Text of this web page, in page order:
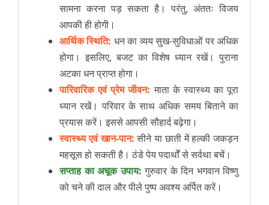
सामना करना पड़ सकता है। परंतु, अंततः विजय
आपकी ही होगी।
आर्थिक स्थिति: धन का व्यय सुख-सुविधाओं पर अधिक
होगा। इसलिए, बजट का विशेष ध्यान रखें। पुराना
अटका धन प्राप्त होगा।
पारिवारिक एवं प्रेम जीवन: माता के स्वास्थ्य का पूरा
ध्यान रखें। परिवार के साथ अधिक समय बिताने का
प्रयास करें। इससे आपसी सौहार्द बढ़ेगा।
स्वास्थ्य एवं खान-पान:सीने या छाती में हल्की जकड़न
महसूस हो सकती है। ठंडे पेय पदार्थों से सर्वथा बचें।
सप्ताह का अचूक उपाय: गुरुवार के दिन भगवान विष्णु
को चने की दाल और पीले पुष्प अवश्य अर्पित करें।